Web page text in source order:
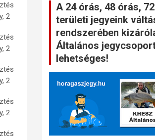
2
2
2
2
A 24 órás, 48 órás,
területi jegyeink
rendszerében
Általános
lehetséges!